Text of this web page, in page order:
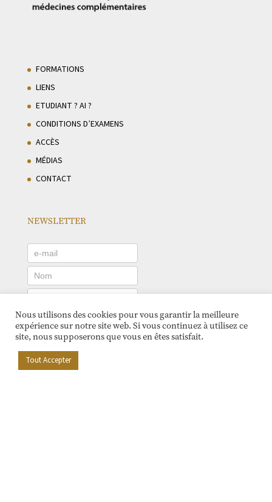
FORMATIONS
LIENS
ETUDIANT ? AI ?
CONDITIONS D’EXAMENS
ACCÈS
MÉDIAS
CONTACT
NEWSLETTER
Recevoir la newsletter
ANCIENNES NEWSLETTERS
Nous utilisons des cookies pour vous garantir la meilleure
expérience sur notre site web. Si vous continuez à utilisez ce
site, nous supposerons que vous en êtes satisfait.
Tout Accepter